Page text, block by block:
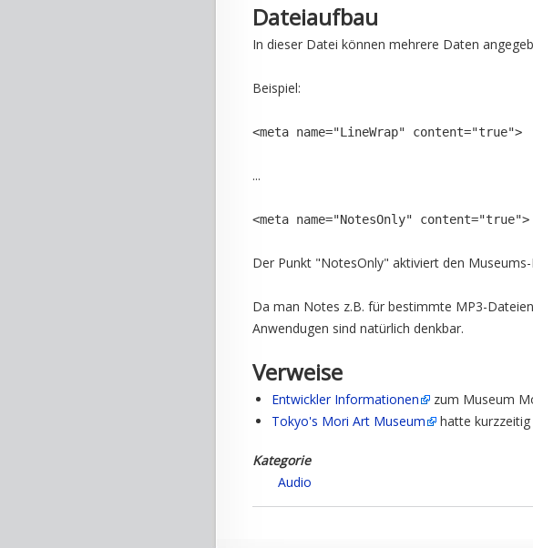
Dateiaufbau
In dieser Datei können mehrere Daten
Beispiel:
<meta name="LineWrap" content="true">
...
<meta name="NotesOnly" content="true">
Der Punkt "NotesOnly" aktiviert den
Da man Notes z.B. für bestimmte MP3-
Anwendugen sind natürlich denkbar.
Verweise
Entwickler Informationen
zum Museum
Tokyo's Mori Art Museum
hatte
Kategorie
Audio